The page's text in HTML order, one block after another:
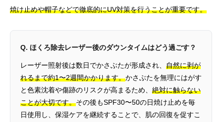
焼け止めや帽子などで徹底的にUV対策を行うことが重要です。
Q. ほくろ除去レーザー後のダウンタイムはどう過ごす？
レーザー照射後は数日でかさぶたが形成され、 自然に剥が
れるまで約1〜2週間かかります。かさぶたを無理にはがす
と色素沈着や傷跡のリスクが高まるため、 絶対に触らない
ことが大切です。その後もSPF30〜50の日焼け止めを毎
日使用し、保湿ケアを継続することで、肌の回復を促すこ